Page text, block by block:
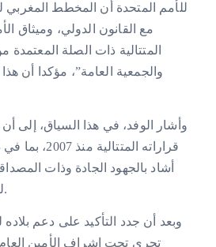
للأمم المتحدة أن المخطط المغربي
مع القانون الدولي، وميثاق
المتتالية ذات الصلة
والجمعية العامة”، مؤكدا أن
وأشار الوفد، في هذا السياق، إلى
أشاد بالجهود الجادة وذات
لإيجاد حل لهذه القضية.
وبعد أن جدد التأكيد على دعم بلاده
تجري تحت إشراف الأمين العام